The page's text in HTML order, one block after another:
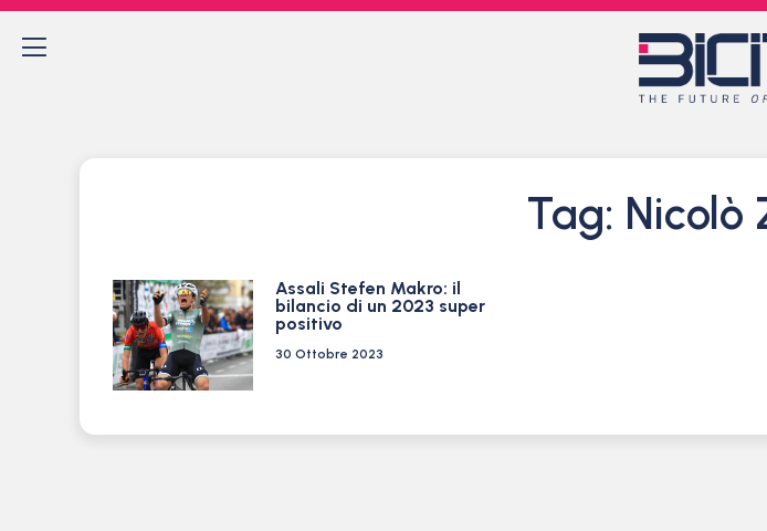
Tag: Nicolò
Assali Stefen Makro: il
bilancio di un 2023 super
positivo
30 Ottobre 2023